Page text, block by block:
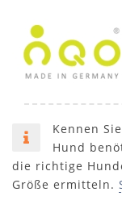
Kennen
Hund
die richtige
Größe ermitteln.